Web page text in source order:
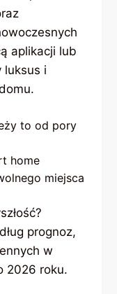
aplikacji lub
luksus i
to od pory
home
miejsca
prognoz,
w
2026 roku.